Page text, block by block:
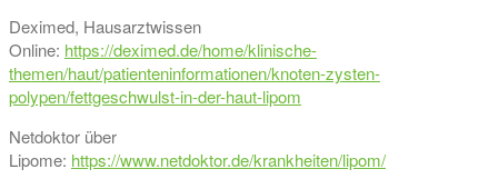
Deximed, Hausarztwissen
Online: https://deximed.de/home/klinische-
themen/haut/patienteninformationen/knoten-zysten-
polypen/fettgeschwulst-in-der-haut-lipom
Netdoktor über
Lipome: https://www.netdoktor.de/krankheiten/lipom/